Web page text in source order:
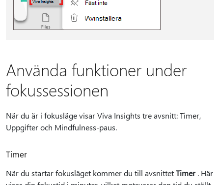
Använda funktioner under
fokussessionen
När du är i fokusläge visar Viva Insights tre avsnitt: Timer,
Uppgifter och Mindfulness-paus.
Timer
När du startar fokusläget kommer du till avsnittetTimer. Här